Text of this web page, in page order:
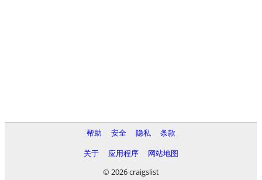
帮助 安全 隐私
条款
关于
应用程序
网站地图
© 2026 craigslist